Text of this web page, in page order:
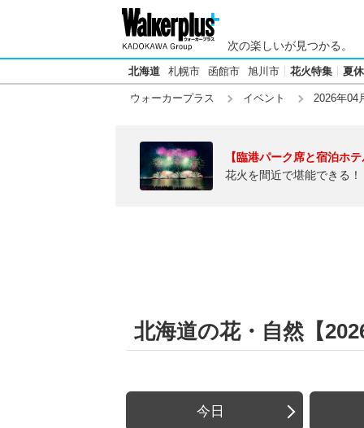
次の楽しいが見つかる。
北海道 札幌市 函館市 旭川市 花火特集 夏
ウォーカープラス イベント 2026年04
【臨港パーク席と宿泊ホ
花火を間近で堪能できる
北海道の花・自然【
今日